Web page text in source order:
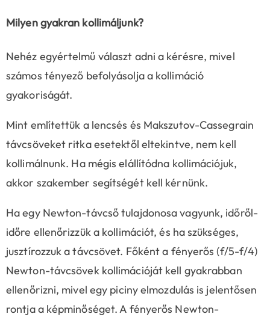
Milyen gyakran kollimáljunk?
Nehéz egyértelmű választ adni a kérésre, mivel
számos tényező befolyásolja a kollimáció
gyakoriságát.
Mint említettük a lencsés és Makszutov-Cassegrain
távcsöveket ritka esetektől eltekintve, nem kell
kollimálnunk. Ha mégis elállítódna kollimációjuk,
akkor szakember segítségét kell kérnünk.
Ha egy Newton-távcső tulajdonosa vagyunk, időről-
időre ellenőrizzük a kollimációt, és ha szükséges,
jusztírozzuk a távcsövet. Főként a fényerős (f/5-f/4)
Newton-távcsövek kollimációját kell gyakrabban
ellenőrizni, mivel egy piciny elmozdulás is jelentősen
rontja a képminőséget. A fényerős Newton-